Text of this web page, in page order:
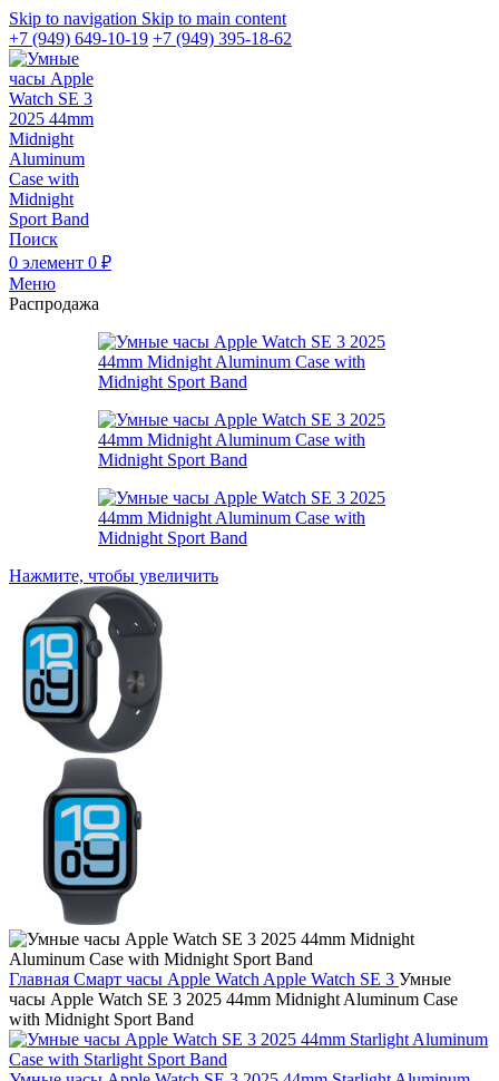
Skip to navigation Skip to main content
+7 (949) 649-10-19 +7 (949) 395-18-62
Поиск
0 элемент 0 ₽
Меню
Распродажа
Нажмите, чтобы увеличить
Главная Смарт часы Apple Watch Apple Watch SE 3 Умные
часы Apple Watch SE 3 2025 44mm Midnight Aluminum Case
with Midnight Sport Band